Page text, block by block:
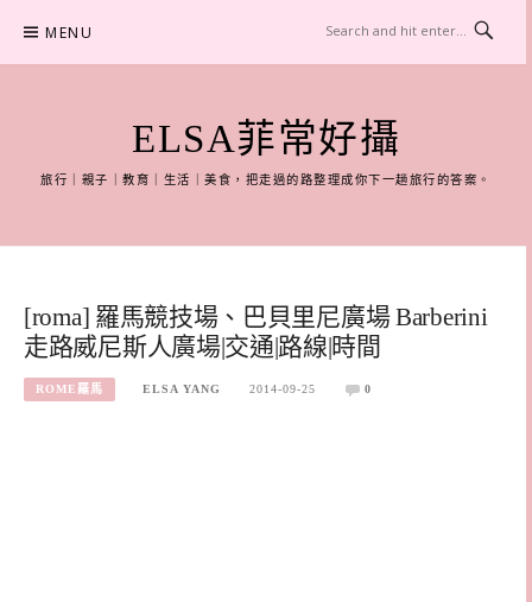
content
MENU
ELSA菲常好攝
旅行｜親子｜教育｜生活｜美食，把走過的路整理成你下一趟旅行的答案。
[roma] 羅馬競技場、巴貝里尼廣場 Barberini
走路威尼斯人廣場|交通|路線|時間
ROME羅馬 ELSA YANG 2014-09-25 0